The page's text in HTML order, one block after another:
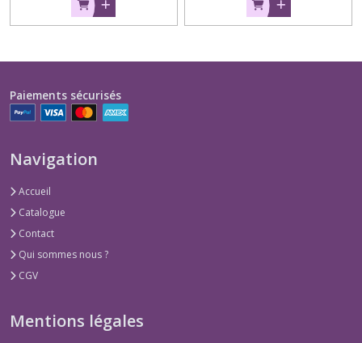
Paiements sécurisés
Navigation
Accueil
Catalogue
Contact
Qui sommes nous ?
CGV
Mentions légales